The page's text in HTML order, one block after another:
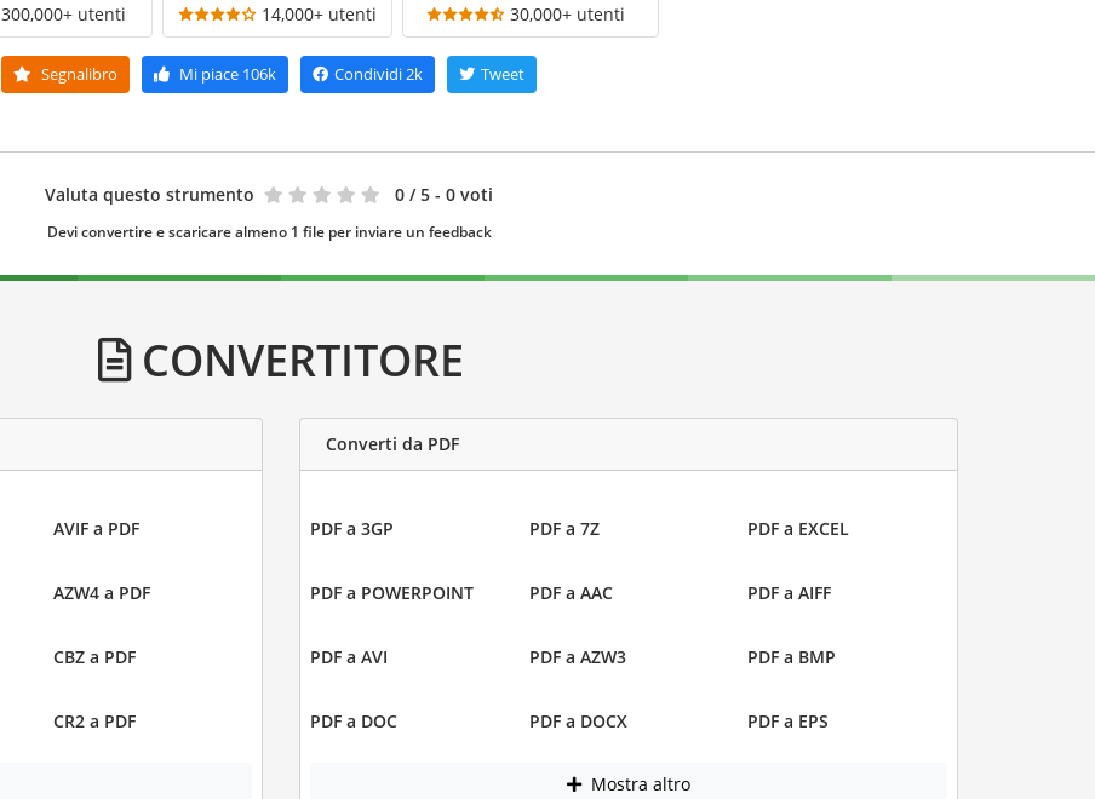
300,000+ utenti 14,000+ utenti 30,000+ utenti
Segnalibro Mi piace 106k Condividi2k Tweet
Valuta questo strumento 0 / 5 - 0 voti
Devi convertire e scaricare almeno 1 file per inviare un feedback
CONVERTITORE
AVIF a PDF
AZW4 a PDF
CBZ a PDF
CR2 a PDF
Converti da PDF
PDF a 3GP PDF a 7Z PDF a EXCEL
PDF a POWERPOINT PDF a AAC PDF a AIFF
PDF a AVI PDF a AZW3 PDF a BMP
PDF a DOC PDF a DOCX PDF a EPS
Mostra altro